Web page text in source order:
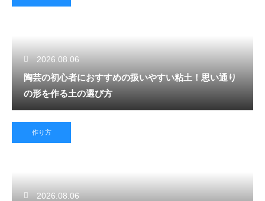
2026.08.06
陶芸の初心者におすすめの扱いやすい粘土！思い通り
の形を作る土の選び方
作り方
2026.08.06